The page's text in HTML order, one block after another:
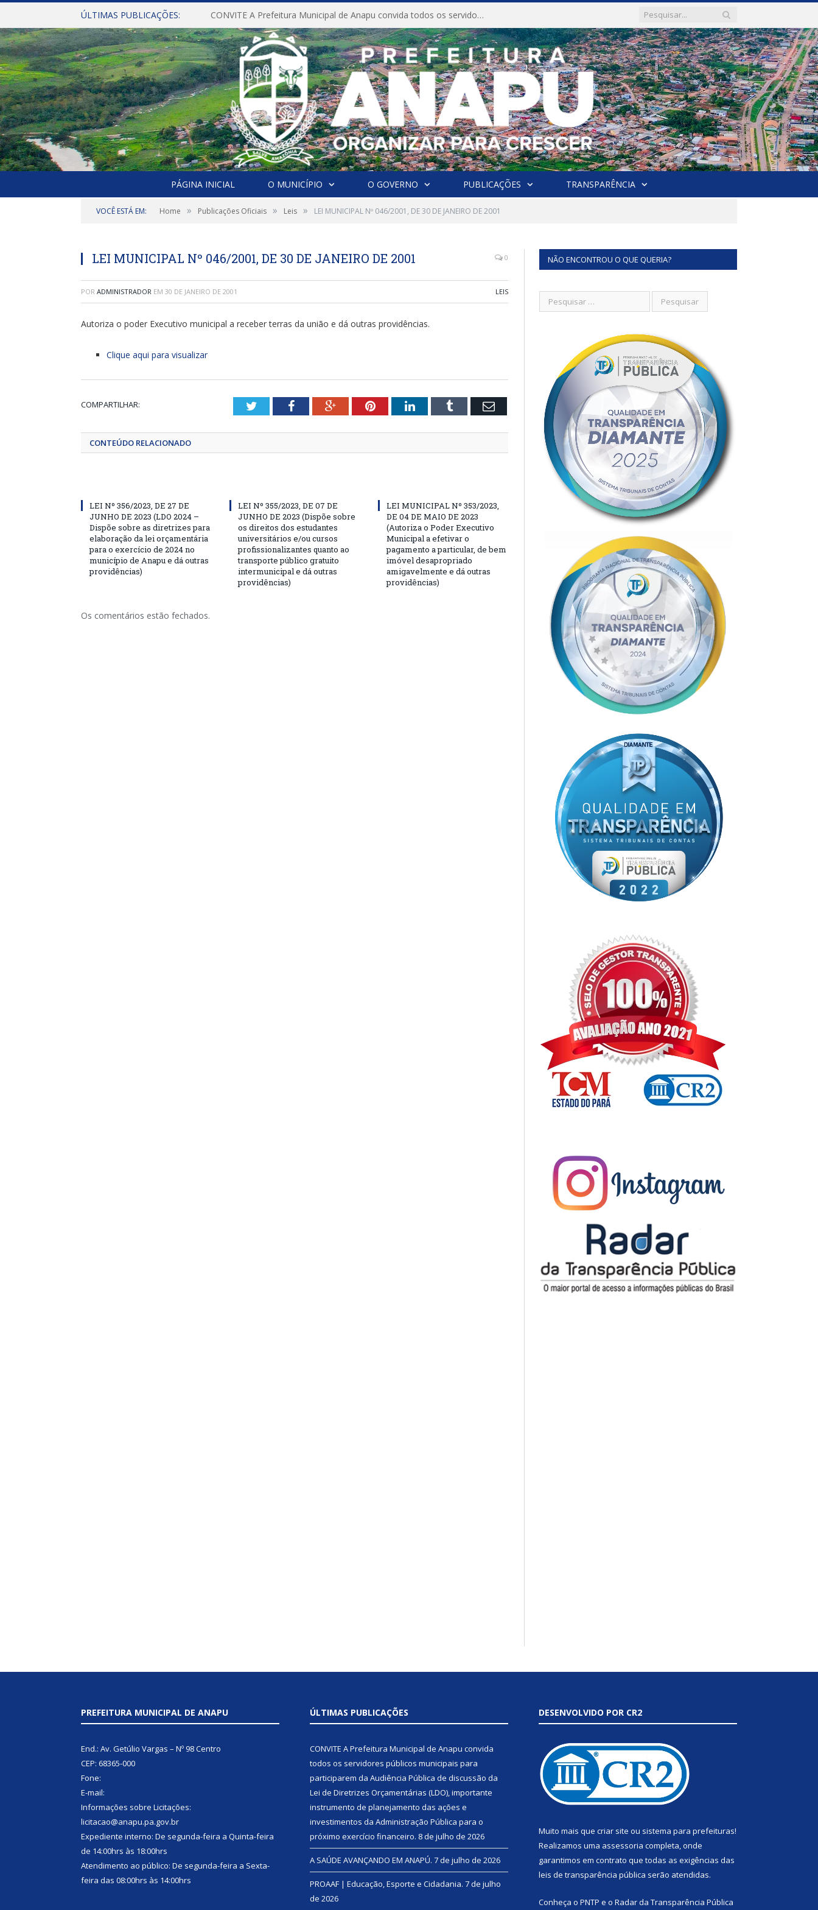
ÚLTIMAS PUBLICAÇÕES: CONVITE A Prefeitura Municipal de Anapu convida todos os servidores públicos municipais para participarem da Audiência Pública de discussão da Lei de Diretrizes Orçamentárias (LDO), importante instrumento de planejamento das ações e investimentos da Administração Pública para o próximo exercício financeiro.
PÁGINA INICIAL O MUNICÍPIO O GOVERNO PUBLICAÇÕES TRANSPARÊNCIA
VOCÊ ESTÁ EM: Home » Publicações Oficiais » Leis » LEI MUNICIPAL Nº 046/2001, DE 30 DE JANEIRO DE 2001
LEI MUNICIPAL Nº 046/2001, DE 30 DE JANEIRO DE 2001 0
POR ADMINISTRADOR EM 30 DE JANEIRO DE 2001 LEIS
Autoriza o poder Executivo municipal a receber terras da união e dá outras providências.
Clique aqui para visualizar
COMPARTILHAR: TwitterFacebookGoogle+PinterestLinkedInTumblr Email
CONTEÚDO RELACIONADO
LEI Nº 356/2023, DE 27 DE
JUNHO DE 2023 (LDO 2024 –
Dispõe sobre as diretrizes para
elaboração da lei orçamentária
para o exercício de 2024 no
município de Anapu e dá outras
providências)
LEI Nº 355/2023, DE 07 DE
JUNHO DE 2023 (Dispõe sobre
os direitos dos estudantes
universitários e/ou cursos
profissionalizantes quanto ao
transporte público gratuito
intermunicipal e dá outras
providências)
LEI MUNICIPAL Nº 353/2023,
DE 04 DE MAIO DE 2023
(Autoriza o Poder Executivo
Municipal a efetivar o
pagamento a particular, de bem
imóvel desapropriado
amigavelmente e dá outras
providências)
Os comentários estão fechados.
NÃO ENCONTROU O QUE QUERIA?
PREFEITURA MUNICIPAL DE ANAPU
End.: Av. Getúlio Vargas – Nº 98 Centro
CEP: 68365-000
Fone:
E-mail:
Informações sobre Licitações:
licitacao@anapu.pa.gov.br
Expediente interno: De segunda-feira a Quinta-feira
de 14:00hrs às 18:00hrs
Atendimento ao público: De segunda-feira a Sexta-
feira das 08:00hrs às 14:00hrs
ÚLTIMAS PUBLICAÇÕES
CONVITE A Prefeitura Municipal de Anapu convida
todos os servidores públicos municipais para
participarem da Audiência Pública de discussão da
Lei de Diretrizes Orçamentárias (LDO), importante
instrumento de planejamento das ações e
investimentos da Administração Pública para o
próximo exercício financeiro. 8 de julho de 2026
A SAÚDE AVANÇANDO EM ANAPÚ. 7 de julho de 2026
PROAAF | Educação, Esporte e Cidadania. 7 de julho
de 2026
DESENVOLVIDO POR CR2
Muito mais que criar site ou sistema para prefeituras!
Realizamos uma assessoria completa, onde
garantimos em contrato que todas as exigências das
leis de transparência pública serão atendidas.
Conheça o PNTP e o Radar da Transparência Pública